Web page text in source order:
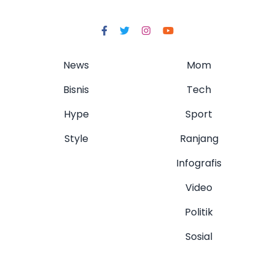
News
Bisnis
Hype
Style
Mom
Tech
Sport
Ranjang
Infografis
Video
Politik
Sosial